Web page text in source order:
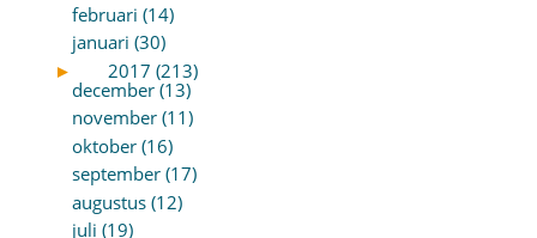
februari (14)
januari (30)
►
2017 (213)
december (13)
november (11)
oktober (16)
september (17)
augustus (12)
juli (19)